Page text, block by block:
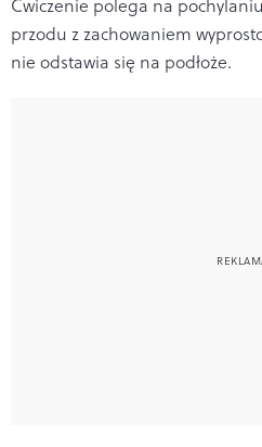
Ćwiczenie polega na
przodu z zachowaniem
nie odstawia się na podłoże.